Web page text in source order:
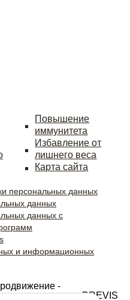
Повышение
иммунитета
Избавление от
лишнего веса
Карта сайта
персональных данных
данных
данных с
и информационных
-
агентство BREVIS